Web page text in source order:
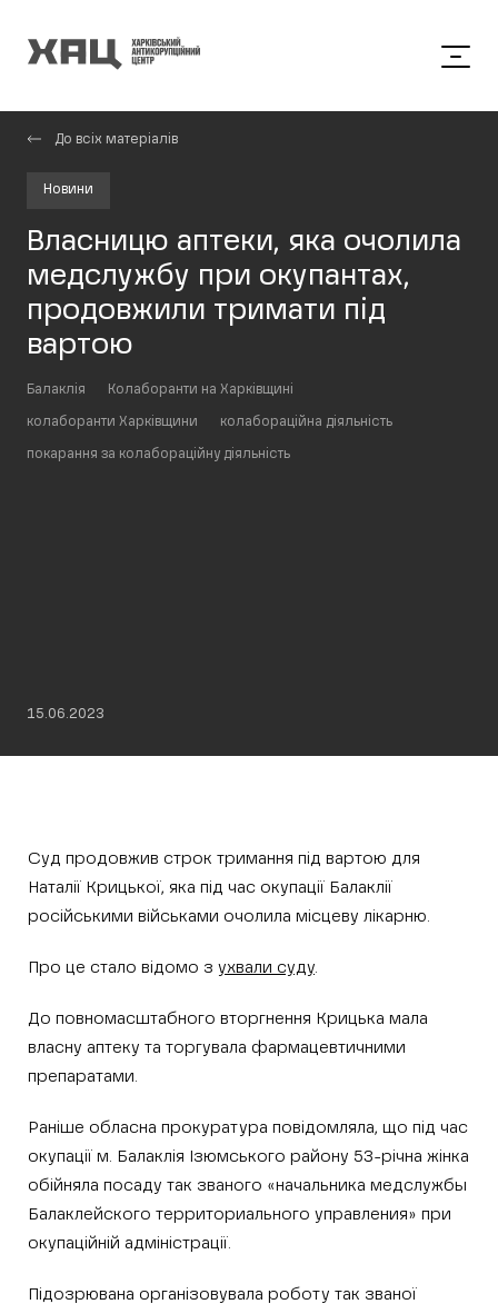
До всіх матеріалів
Новини
Власницю аптеки, яка очолила
медслужбу при окупантах,
продовжили тримати під
вартою
Балаклія Колаборанти на Харківщині
колаборанти Харківщини колабораційна діяльність
покарання за колабораційну діяльність
15.06.2023
Суд продовжив строк тримання під вартою для
Наталії Крицької, яка під час окупації Балаклії
російськими військами очолила місцеву лікарню.
Про це стало відомо з ухвали суду.
До повномасштабного вторгнення Крицька мала
власну аптеку та торгувала фармацевтичними
препаратами.
Раніше обласна прокуратура повідомляла, що під час
окупації м. Балаклія Ізюмського району 53-річна жінка
обійняла посаду так званого «начальника медслужбы
Балаклейского территориального управления» при
окупаційній адміністрації.
Підозрювана організовувала роботу так званої